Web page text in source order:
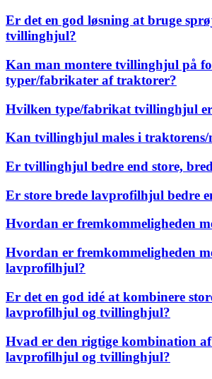
Er det en god løsning at bruge
tvillinghjul?
Kan man montere tvillinghjul på
typer/fabrikater af traktorer?
Hvilken type/fabrikat tvillinghjul
Kan tvillinghjul males i traktorens/
Er tvillinghjul bedre end store,
Er store brede lavprofilhjul bedre
Hvordan er fremkommeligheden
Hvordan er fremkommeligheden
lavprofilhjul?
Er det en god idé at kombinere
lavprofilhjul og tvillinghjul?
Hvad er den rigtige kombination af
lavprofilhjul og tvillinghjul?